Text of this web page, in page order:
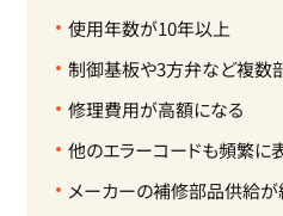
使用年数が10年以上
制御基板や3方弁など複数
修理費用が高額になる
他のエラーコードも頻繁に
メーカーの補修部品供給が